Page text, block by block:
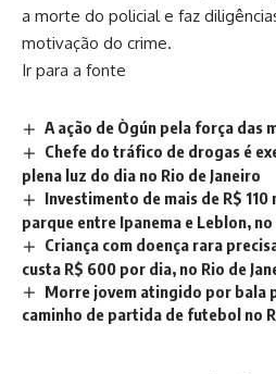
a morte do policial e faz
motivação do crime.
Ir para a fonte
A ação de Ògún pela força das
Chefe do tráfico de drogas é
plena luz do dia no Rio de Janeiro
Investimento de mais de R$
parque entre Ipanema e Leblon, no
Criança com doença rara
custa R$ 600 por dia, no Rio de
Morre jovem atingido por bala
caminho de partida de futebol no